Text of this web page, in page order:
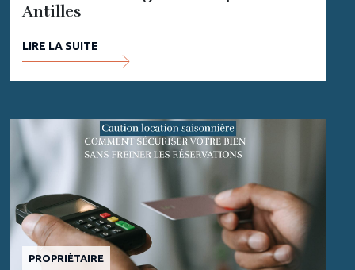
Antilles
LIRE LA SUITE
PROPRIÉTAIRE